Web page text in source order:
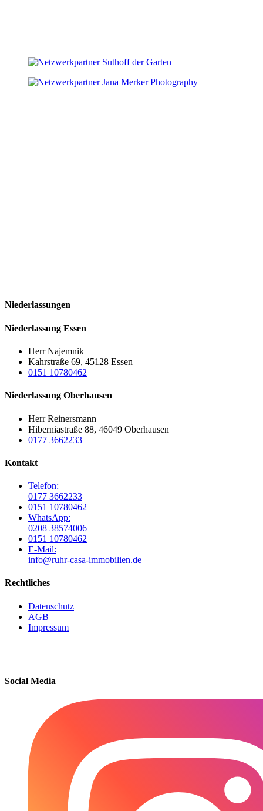
Niederlassungen
Niederlassung Essen
Herr Najemnik
Kahrstraße 69, 45128 Essen
0151 10780462
Niederlassung Oberhausen
Herr Reinersmann
Hiberniastraße 88, 46049 Oberhausen
0177 3662233
Kontakt
Telefon:
0177 3662233
0151 10780462
WhatsApp:
0208 38574006
0151 10780462
E-Mail:
info@ruhr-casa-immobilien.de
Rechtliches
Datenschutz
AGB
Impressum
Social Media